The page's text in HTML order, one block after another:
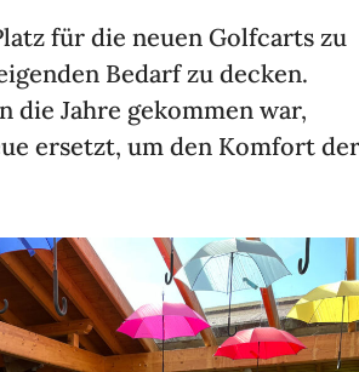
für die neuen Golf­carts zu
Bedarf zu decken.
die Jahre gekommen war,
ersetzt, um den Komfort der